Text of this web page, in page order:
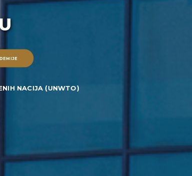
NACIJA (UNWTO)